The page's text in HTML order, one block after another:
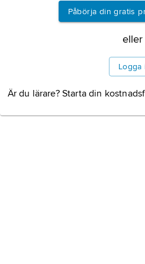
1–2 (’Languedocs
Montaillou, village
(1975; ”Montaillou: En
baserad på protokoll från
Påbörja din gratis
eller
Logga
Är du lärare? Starta din